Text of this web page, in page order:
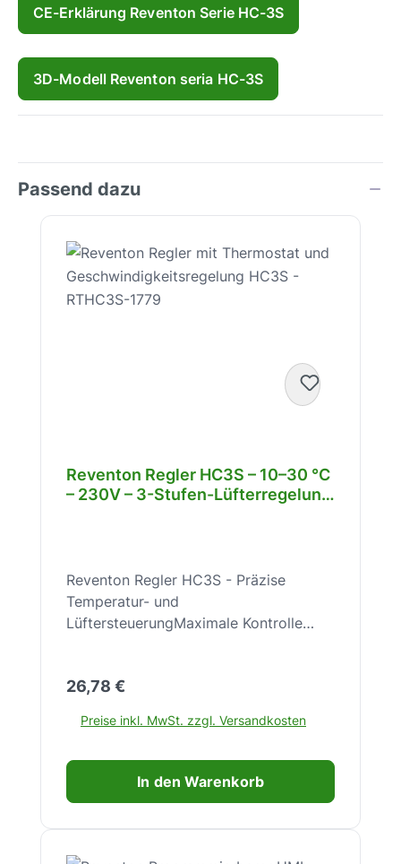
CE-Erklärung Reventon Serie HC-3S
3D-Modell Reventon seria HC-3S
Passend dazu
Produktgalerie überspringen
Reventon Regler HC3S – 10–30 °C
– 230V – 3-Stufen-Lüfterregelung
Reventon Regler HC3S - Präzise
Temperatur- und
LüftersteuerungMaximale Kontrolle
Komfort und Effizienz.Der Reventon
Steuereinheit für wassergeführte
Lüftermotoren. Er bietet eine präzise
dreistufige Drehzahlregelung und einen
bei Erreichen der Wunschtemperatur
Regulärer Preis:
26,78 €
Preise inkl. MwSt. zzgl. Versandkosten
In den Warenkorb